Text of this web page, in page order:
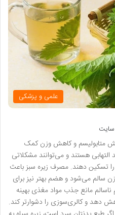
علمی و پزشکی
سایت
متابولیسم و کاهش وزن کمک
هستند و می‌توانند مشکلاتی
تسکین دهند. مصرف زیره سبز باعث
سالم می‌شود و هضم بهتر نیز برای
مانع جذب مواد مغذی بهینه
دهد و کالری‌سوزی را دشوارتر کند.